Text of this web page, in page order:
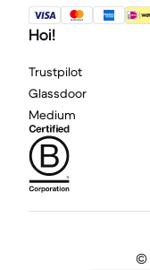
Hoi!
Trustpilot
Glassdoor
Medium
©